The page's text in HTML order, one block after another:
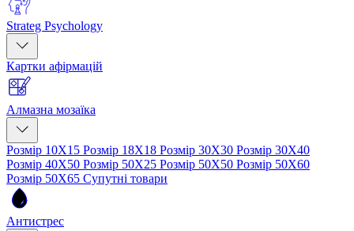
Strateg Psychology
Картки афірмацій
Алмазна мозаїка
Розмір 10Х15 Розмір 18Х18 Розмір 30Х30 Розмір 30Х40
Розмір 40Х50 Розмір 50Х25 Розмір 50Х50 Розмір 50Х60
Розмір 50Х65 Супутні товари
Антистрес